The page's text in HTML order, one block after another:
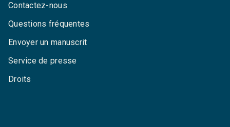
Contactez-nous
Questions fréquentes
Envoyer un manuscrit
Service de presse
Droits